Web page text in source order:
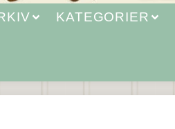
KATEGORIER